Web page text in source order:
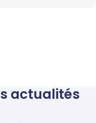
actualités